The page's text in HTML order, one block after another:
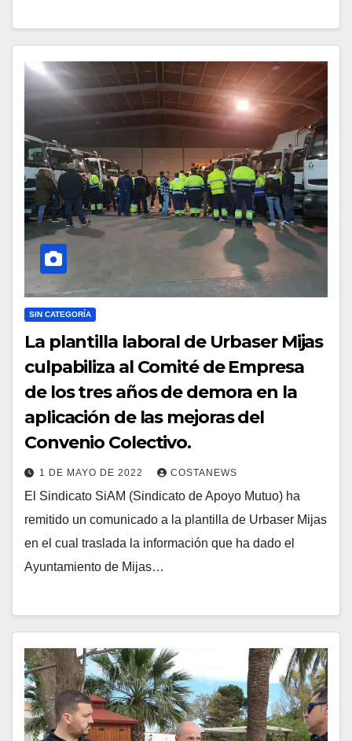
SIN CATEGORÍA
La plantilla laboral de Urbaser Mijas
culpabiliza al Comité de Empresa
de los tres años de demora en la
aplicación de las mejoras del
Convenio Colectivo.
1 DE MAYO DE 2022 COSTANEWS
El Sindicato SiAM (Sindicato de Apoyo Mutuo) ha
remitido un comunicado a la plantilla de Urbaser Mijas
en el cual traslada la información que ha dado el
Ayuntamiento de Mijas…